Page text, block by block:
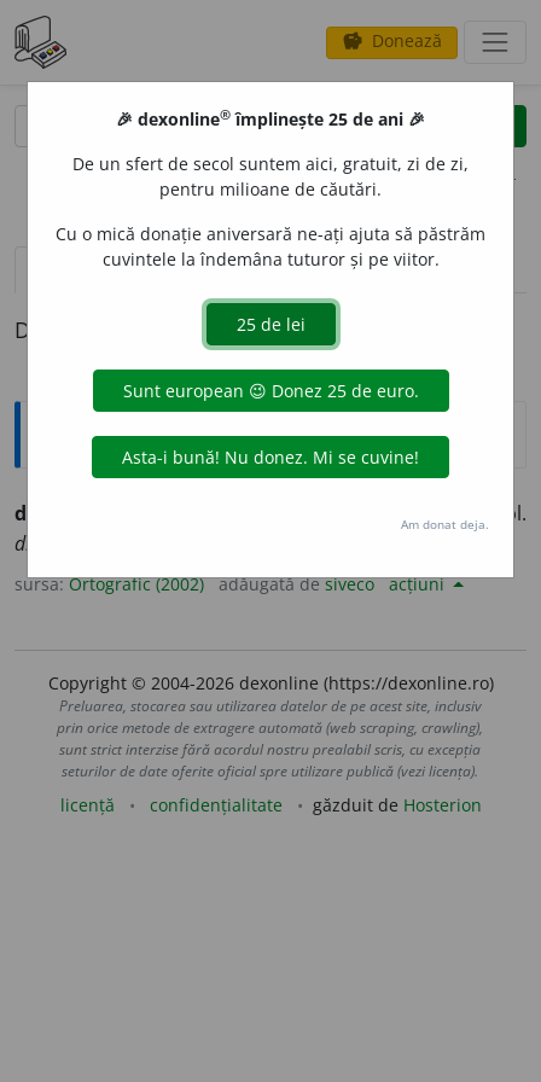
savings Donează
clear
opțiuni
definiții (1) pronunțievolume_up (4)
Definiția cu ID-ul 240819:
Ortografice DOOM
diminut
pl.
diminut
sursa:Ortografic (2002) adăugată desiveco acțiuni
Copyright © 2004-2026 dexonline (https://dexonline.ro)
Preluarea, stocarea sau utilizarea datelor de pe acest site, inclusiv
prin orice metode de extragere automată (web scraping, crawling),
sunt strict interzise fără acordul nostru prealabil scris, cu excepția
seturilor de date oferite oficial spre utilizare publică (vezi licența).
licență confidențialitate găzduit de Hosterion
🎉 dexonline® împlinește 25 de ani 🎉
De un sfert de secol suntem aici, gratuit, zi de zi,
pentru milioane de căutări.
Cu o mică donație aniversară ne-ați ajuta să păstrăm
cuvintele la îndemâna tuturor și pe viitor.
Am donat deja.